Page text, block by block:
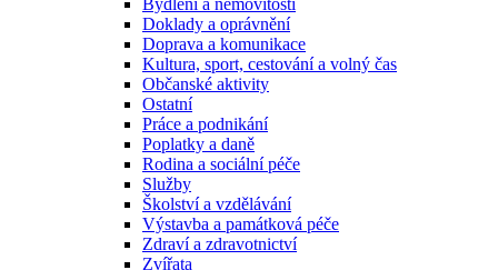
Bydlení a nemovitosti
Doklady a oprávnění
Doprava a komunikace
Kultura, sport, cestování a volný čas
Občanské aktivity
Ostatní
Práce a podnikání
Poplatky a daně
Rodina a sociální péče
Služby
Školství a vzdělávání
Výstavba a památková péče
Zdraví a zdravotnictví
Zvířata